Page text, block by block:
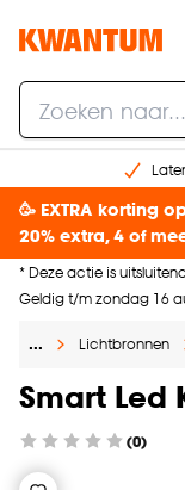
€
🥳 EXTRA korting
20% extra, 4 of
* Deze actie is
Geldig t/m zondag 16
… Lichtbronnen
Smart Led
(0)